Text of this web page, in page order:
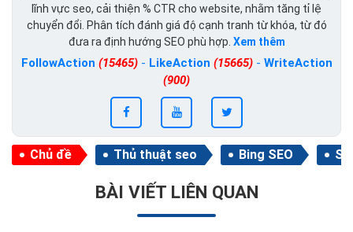
lĩnh vực seo, cải thiện % CTR cho website, nhằm tăng tỉ lệ
chuyển đổi. Phân tích đánh giá độ cạnh tranh từ khóa, từ đó
đưa ra định hướng SEO phù hợp. Xem thêm
FollowAction (15465)- LikeAction (15665)- WriteAction
(900)
Chủ đề Thủ thuật seo Bing SEO
BÀI VIẾT LIÊN QUAN